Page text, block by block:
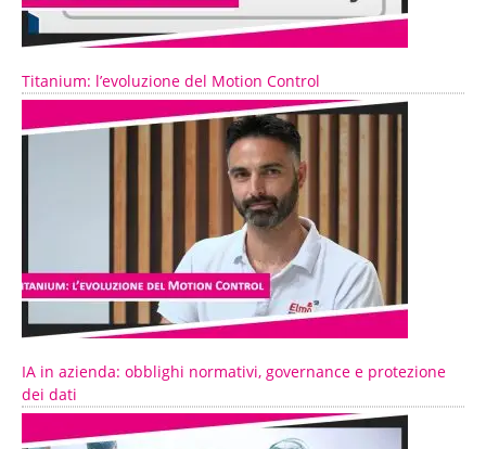
Titanium: l’evoluzione del Motion Control
IA in azienda: obblighi normativi, governance e protezione
dei dati